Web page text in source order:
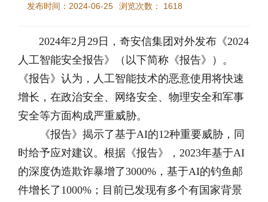
发布时间：2024-06-25 浏览次数： 1618
2024年2月29日，奇安信集团对外发布《2024
人工智能安全报告》（以下简称《报告》）。
《报告》认为，人工智能技术的恶意使用将快速
增长，在政治安全、网络安全、物理安全和军事
安全等方面构成严重威胁。
《报告》揭示了基于AI的12种重要威胁，同
时给予应对建议。根据《报告》，2023年基于AI
的深度伪造欺诈暴增了3000%，基于AI的钓鱼邮
件增长了1000%；目前已发现有多个有国家背景